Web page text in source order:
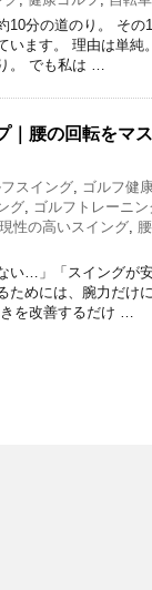
10分の道のり。 そ
います。 理由は単
。 でも私は …
｜腰の回転をマ
スイング, ゴルフ健
グ, ゴルフトレーニン
性の高いスイング,
い…」「スイング
ためには、腕力だけ
を改善するだけ …